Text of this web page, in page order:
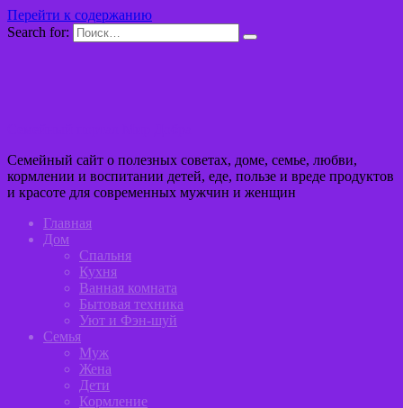
Перейти к содержанию
Search for:
Семейный сайт о полезных советах, доме, семье, любви,
кормлении и воспитании детей, еде, пользе и вреде продуктов
и красоте для современных мужчин и женщин
Главная
Дом
Спальня
Кухня
Ванная комната
Бытовая техника
Уют и Фэн-шуй
Семья
Муж
Жена
Дети
Кормление